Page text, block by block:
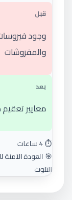
قبل
وجود
والمفروشات
بعد
معايير
⏱️ 4 ساعات
🎯 العودة
التلوث